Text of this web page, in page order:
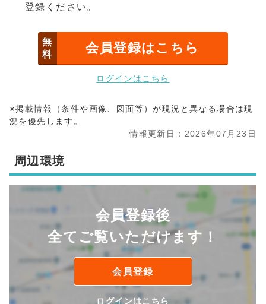
登録ください。
無
料
会員登録はこちら
ログインはこちら
※掲載情報（条件や画像、図面等）が現況と異なる場合は現
況を優先します。
情報更新日：2026年07月23日
周辺環境
会員登録後
全てご覧いただけます！
会員登録
ログインはこちら